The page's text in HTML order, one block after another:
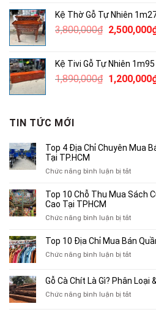
380,000₫.là:
Kệ Thờ Gỗ Tự Nhiên
3,800,000₫ Giá
2,500,000
Kệ Tivi Gỗ Tự Nhiên 1m95
1,890,000₫ Giá
1,200,000
TIN TỨC MỚI
Top 4 Địa Chỉ Chuyên Mua
Tại TP.HCM
Chức năng bình luận bị tắtở
4
Bán
Xe
Cũ,
Xe
Top 10 Chỗ Thu Mua Sách
Cao Tại TPHCM
Chức năng bình luận bị tắtở
10
Thu
Sách
Top 10 Địa Chỉ Mua Bán
Chức năng bình luận bị tắtở
Địa
Chỉ
Gỗ Cà Chít Là Gì? Phân
Chức năng bình luận bị tắtở